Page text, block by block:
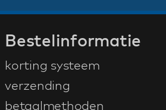
Bestelinformatie
korting systeem
verzending
betaalmethoden